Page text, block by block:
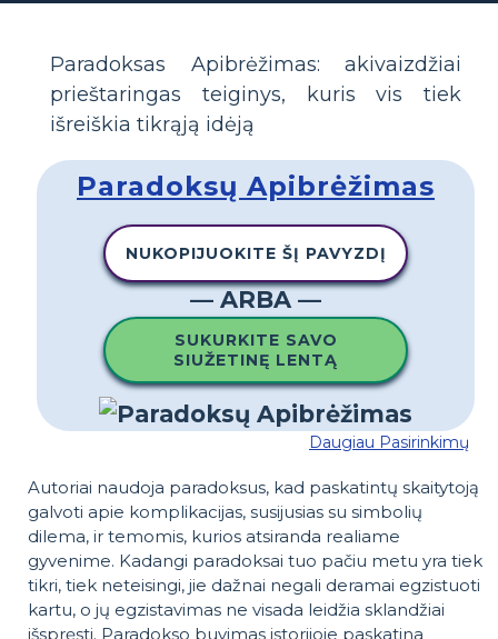
Paradoksas Apibrėžimas: akivaizdžiai
prieštaringas teiginys, kuris vis tiek
išreiškia tikrąją idėją
Paradoksų Apibrėžimas
NUKOPIJUOKITE ŠĮ PAVYZDĮ
— ARBA —
SUKURKITE SAVO
SIUŽETINĘ LENTĄ
Daugiau Pasirinkimų
Autoriai naudoja paradoksus, kad paskatintų skaitytoją
galvoti apie komplikacijas, susijusias su simbolių
dilema, ir temomis, kurios atsiranda realiame
gyvenime. Kadangi paradoksai tuo pačiu metu yra tiek
tikri, tiek neteisingi, jie dažnai negali deramai egzistuoti
kartu, o jų egzistavimas ne visada leidžia sklandžiai
išspręsti. Paradokso buvimas istorijoje paskatina